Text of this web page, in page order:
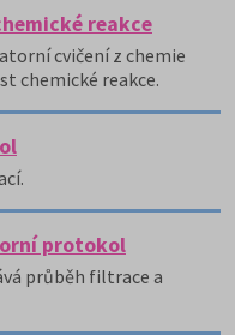
reakce
cvičení z chemie
chemické reakce.
protokol
průběh filtrace a